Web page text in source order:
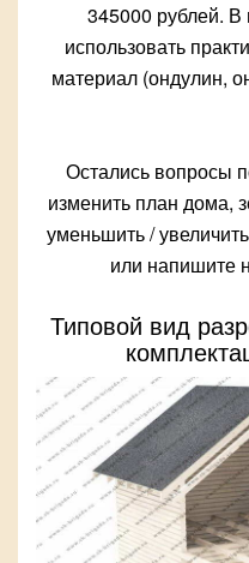
345000 рублей.
использовать
материал (ондулин,
Остались вопросы
изменить план дома,
уменьшить /
или напишите
Типовой вид